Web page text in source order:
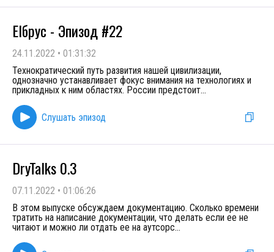
Elбрус - Эпизод #22
24.11.2022 • 01:31:32
Технократический путь развития нашей цивилизации,
однозначно устанавливает фокус внимания на технологиях и
прикладных к ним областях. России предстоит...
Слушать эпизод
DryTalks 0.3
07.11.2022 • 01:06:26
В этом выпуске обсуждаем документацию. Сколько времени
тратить на написание документации, что делать если ее не
читают и можно ли отдать ее на аутсорс...